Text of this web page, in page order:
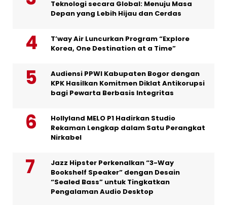
Teknologi secara Global: Menuju Masa
Depan yang Lebih Hijau dan Cerdas
T’way Air Luncurkan Program “Explore
Korea, One Destination at a Time”
Audiensi PPWI Kabupaten Bogor dengan
KPK Hasilkan Komitmen Diklat Antikorupsi
bagi Pewarta Berbasis Integritas
Hollyland MELO P1 Hadirkan Studio
Rekaman Lengkap dalam Satu Perangkat
Nirkabel
Jazz Hipster Perkenalkan “3-Way
Bookshelf Speaker” dengan Desain
“Sealed Bass” untuk Tingkatkan
Pengalaman Audio Desktop